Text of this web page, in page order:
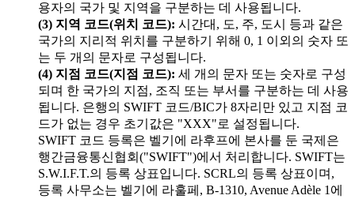
용자의 국가 및 지역을 구분하는 데 사용됩니다.
(3) 지역 코드(위치 코드): 시간대, 도, 주, 도시 등과 같은
국가의 지리적 위치를 구분하기 위해 0, 1 이외의 숫자 또
는 두 개의 문자로 구성됩니다.
(4) 지점 코드(지점 코드): 세 개의 문자 또는 숫자로 구성
되며 한 국가의 지점, 조직 또는 부서를 구분하는 데 사용
됩니다. 은행의 SWIFT 코드/BIC가 8자리만 있고 지점 코
드가 없는 경우 초기값은 "XXX"로 설정됩니다.
SWIFT 코드 등록은 벨기에 라후프에 본사를 둔 국제은
행간금융통신협회("SWIFT")에서 처리합니다. SWIFT는
S.W.I.F.T.의 등록 상표입니다. SCRL의 등록 상표이며,
등록 사무소는 벨기에 라훌페, B-1310, Avenue Adèle 1에